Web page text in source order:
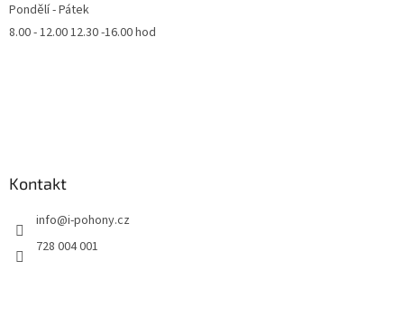
Pondělí - Pátek
8.00 - 12.00 12.30 -16.00 hod
Kontakt
info@i-pohony.cz
728 004 001